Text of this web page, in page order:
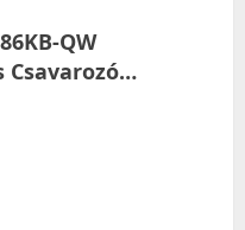
QW
Csavarozó…